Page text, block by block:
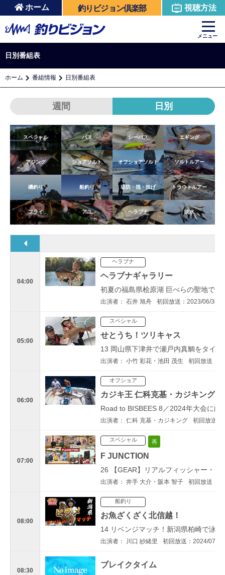
ホーム 釣りビジョン倶楽部 視聴方法
メニュー
日別番組表
ホーム 番組情報 日別番組表
週間 日別
スペシャル バス シーバス エギング
アジング ショアソルト オフショアソルト ソルトルアー
磯釣り 船釣り 堤防・筏・投げ トラウトルアー
フライ アユ ヘラブナ 淡水
04:00
ヘラブナ
ヘラブナギャラリー
初夏の福島県桧原湖 巨べらの聖地での
出演者： 石井 旭舟 初回放送：2023/06/30
05:00
スペシャル
せとうち！ツリキャス
13 岡山県下津井で瀬戸内真鯛をタイラ
出演者： 小竹 彩花・池田 茂生 初回放送：
06:00
オフショア
カジキ王 仁科克基・カジキング
Road to BISBEES 8／2024年大会に向
出演者： 仁科 克基・カジキング 初回放送
07:00
スペシャル 再
F JUNCTION
26 【GEAR】リアルフィッシャー・
出演者： 井手 大介・阪本 智子 初回放送：
08:00
船釣り
お魚ざくざく北信越！
14 リベンジマッチ！新潟県柏崎で泳
出演者： 川口 紗緒里 初回放送：2024/07/22
08:30
ブレイクタイム